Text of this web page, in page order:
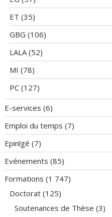
ET (35)
GBG (106)
LALA(52)
MI (78)
PC (127)
E-services (6)
Emploi du temps (7)
Epinlgé (7)
Evénements (85)
Formations (1 747)
Doctorat (125)
Soutenances de Thèse (3)